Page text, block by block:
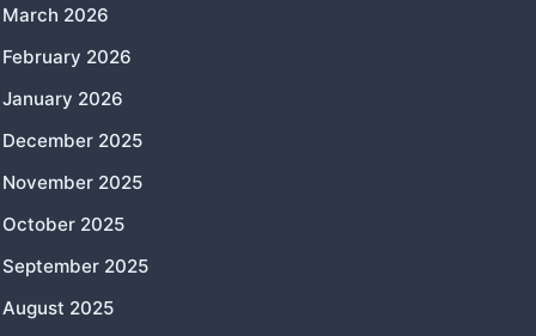
March 2026
February 2026
January 2026
December 2025
November 2025
October 2025
September 2025
August 2025